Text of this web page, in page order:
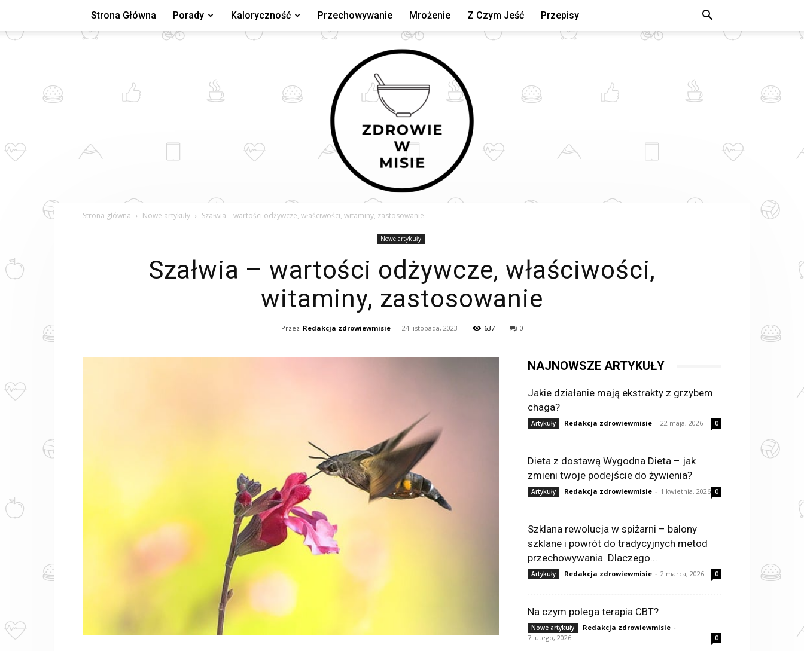
Strona Główna Porady Kaloryczność Przechowywanie Mrożenie Z Czym Jeść Przepisy
Strona główna Nowe artykuły Szałwia – wartości odżywcze, właściwości, witaminy, zastosowanie
Nowe artykuły
Szałwia – wartości odżywcze, właściwości,
witaminy, zastosowanie
Przez Redakcja zdrowiewmisie - 24 listopada, 2023 637 0
NAJNOWSZE ARTYKUŁY
Jakie działanie mają ekstrakty z grzybem
chaga?
Artykuły Redakcja zdrowiewmisie - 22 maja, 2026 0
Dieta z dostawą Wygodna Dieta – jak
zmieni twoje podejście do żywienia?
Artykuły Redakcja zdrowiewmisie - 1 kwietnia, 2026 0
Szklana rewolucja w spiżarni – balony
szklane i powrót do tradycyjnych metod
przechowywania. Dlaczego...
Artykuły Redakcja zdrowiewmisie - 2 marca, 2026 0
Na czym polega terapia CBT?
Nowe artykuły Redakcja zdrowiewmisie -
7 lutego, 2026
0